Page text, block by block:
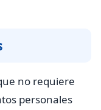
no requiere
personales